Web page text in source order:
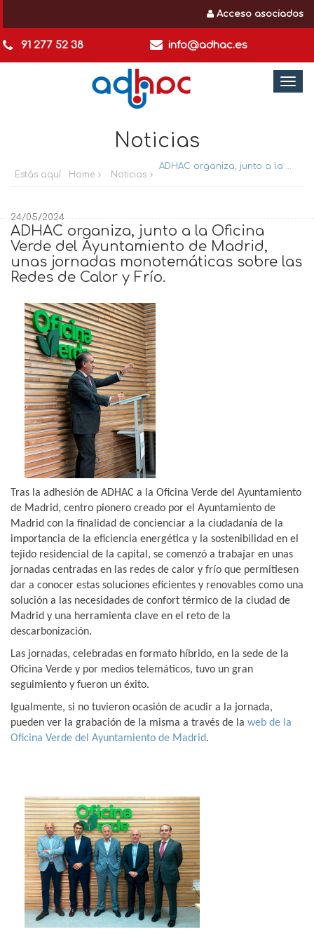
Acceso asociados
91 277 52 38 info@adhac.es
Noticias
Estás aquí: Home Noticias
24/05/2024
ADHAC organiza, junto a la Oficina
Verde del Ayuntamiento de Madrid,
unas jornadas monotemáticas sobre las
Redes de Calor y Frío.
Tras la adhesión de ADHAC a la Oficina Verde del Ayuntamiento
de Madrid, centro pionero creado por el Ayuntamiento de
Madrid con la finalidad de concienciar a la ciudadanía de la
importancia de la eficiencia energética y la sostenibilidad en el
tejido residencial de la capital, se comenzó a trabajar en unas
jornadas centradas en las redes de calor y frío que permitiesen
dar a conocer estas soluciones eficientes y renovables como una
solución a las necesidades de confort térmico de la ciudad de
Madrid y una herramienta clave en el reto de la
descarbonización.
Las jornadas, celebradas en formato híbrido, en la sede de la
Oficina Verde y por medios telemáticos, tuvo un gran
seguimiento y fueron un éxito.
Igualmente, si no tuvieron ocasión de acudir a la jornada,
pueden ver la grabación de la misma a través de la web de la
Oficina Verde del Ayuntamiento de Madrid.